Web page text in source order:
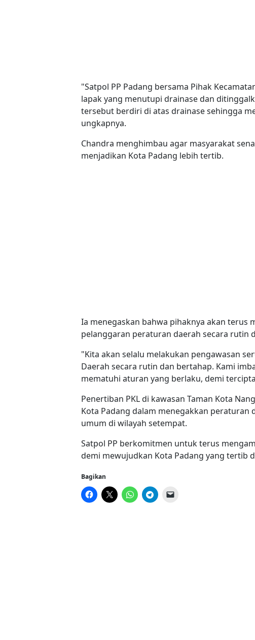
"Satpol PP Padang bersama Pihak
lapak yang menutupi drainase dan
tersebut berdiri di atas drainase sehingga
ungkapnya.
Chandra menghimbau agar masyarakat
menjadikan Kota Padang lebih tertib.
Ia menegaskan bahwa pihaknya akan terus
pelanggaran peraturan daerah secara rutin
"Kita akan selalu melakukan pengawasan
Daerah secara rutin dan bertahap. Kami
mematuhi aturan yang berlaku, demi
Penertiban PKL di kawasan Taman Kota
Kota Padang dalam menegakkan
umum di wilayah setempat.
Satpol PP berkomitmen untuk terus
demi mewujudkan Kota Padang yang tertib
Bagikan